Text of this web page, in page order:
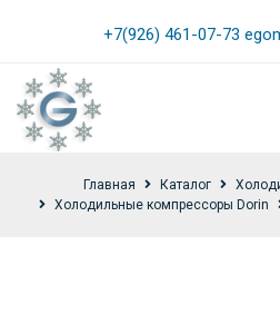
+7(926) 461-07-73
Главная Каталог
Холодильные компрессоры Dorin